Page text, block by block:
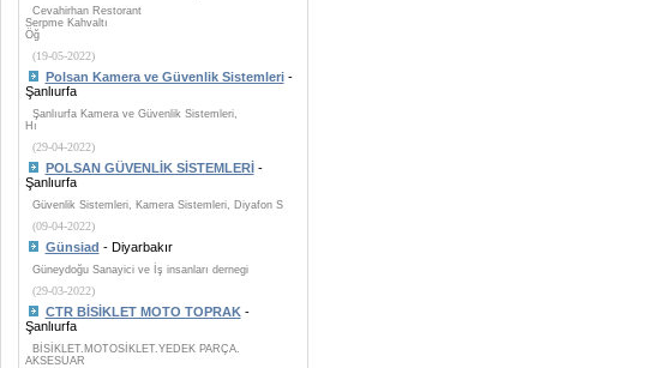
Cevahirhan Restorant
Serpme Kahvaltı
Öğ
(19-05-2022)
Polsan Kamera ve Güvenlik Sistemleri-
Şanlıurfa
Şanlıurfa Kamera ve Güvenlik Sistemleri,
Hı
(29-04-2022)
POLSAN GÜVENLİK SİSTEMLERİ-
Şanlıurfa
Güvenlik Sistemleri, Kamera Sistemleri, Diyafon S
(09-04-2022)
Günsiad - Diyarbakır
Güneydoğu Sanayici ve İş insanları dernegi
(29-03-2022)
CTR BİSİKLET MOTO TOPRAK-
Şanlıurfa
BİSİKLET.MOTOSİKLET.YEDEK PARÇA.
AKSESUAR